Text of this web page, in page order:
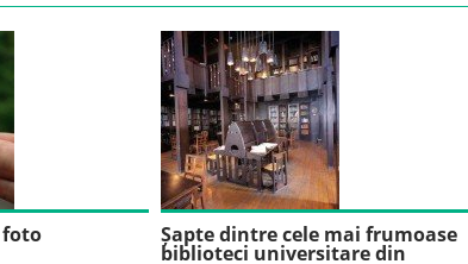
foto Șapte dintre cele mai frumoase
biblioteci universitare din